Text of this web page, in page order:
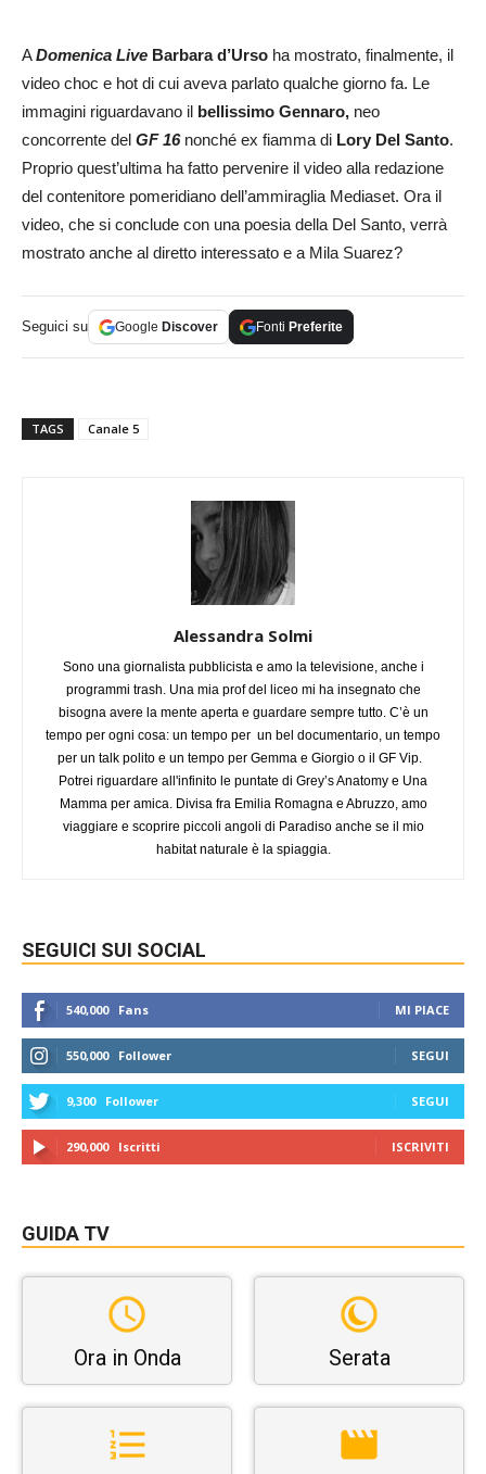
ADomenica Live Barbara d’Urso ha mostrato, finalmente, il
video choc e hot di cui aveva parlato qualche giorno fa. Le
immagini riguardavano il bellissimo Gennaro, neo
concorrente del GF 16nonché ex fiamma di Lory Del Santo.
Proprio quest’ultima ha fatto pervenire il video alla redazione
del contenitore pomeridiano dell’ammiraglia Mediaset. Ora il
video, che si conclude con una poesia della Del Santo, verrà
mostrato anche al diretto interessato e a Mila Suarez?
Seguici su Google Discover Fonti Preferite
TAGS Canale 5
Alessandra Solmi
Sono una giornalista pubblicista e amo la televisione, anche i
programmi trash. Una mia prof del liceo mi ha insegnato che
bisogna avere la mente aperta e guardare sempre tutto. C’è un
tempo per ogni cosa: un tempo per un bel documentario, un tempo
per un talk polito e un tempo per Gemma e Giorgio o il GF Vip.
Potrei riguardare all'infinito le puntate di Grey’s Anatomy e Una
Mamma per amica. Divisa fra Emilia Romagna e Abruzzo, amo
viaggiare e scoprire piccoli angoli di Paradiso anche se il mio
habitat naturale è la spiaggia.
SEGUICI SUI SOCIAL
540,000 Fans MI PIACE
550,000 Follower SEGUI
9,300 Follower SEGUI
290,000 Iscritti ISCRIVITI
GUIDA TV
Ora in Onda Serata